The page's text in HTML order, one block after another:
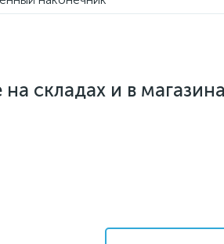
складах и в